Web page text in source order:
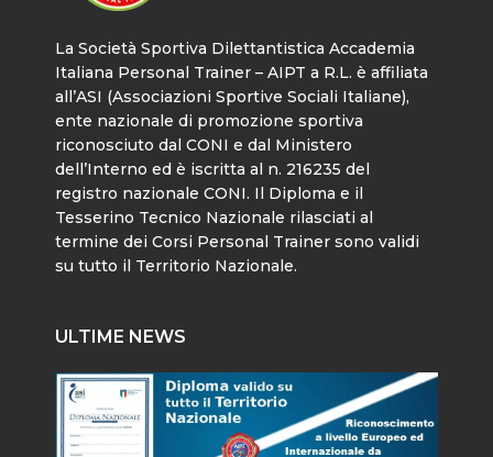
La Società Sportiva Dilettantistica Accademia
Italiana Personal Trainer – AIPT a R.L. è affiliata
all’ASI (Associazioni Sportive Sociali Italiane),
ente nazionale di promozione sportiva
riconosciuto dal CONI e dal Ministero
dell’Interno ed è iscritta al n. 216235 del
registro nazionale CONI. Il Diploma e il
Tesserino Tecnico Nazionale rilasciati al
termine dei Corsi Personal Trainer sono validi
su tutto il Territorio Nazionale.
ULTIME NEWS